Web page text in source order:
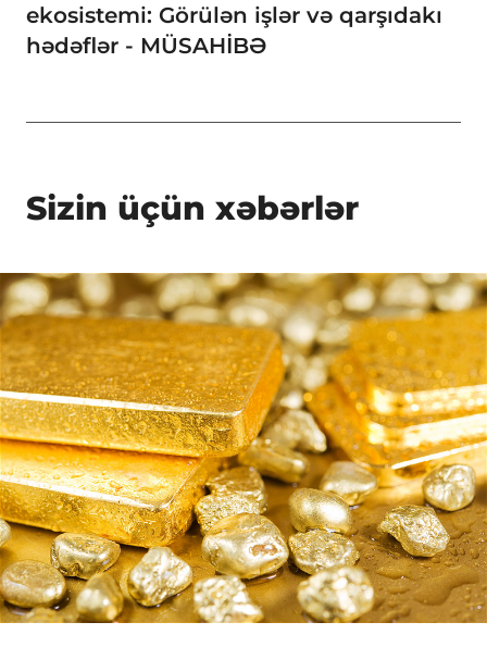
ekosistemi: Görülən işlər və qarşıdakı
hədəflər - MÜSAHİBƏ
Sizin üçün xəbərlər